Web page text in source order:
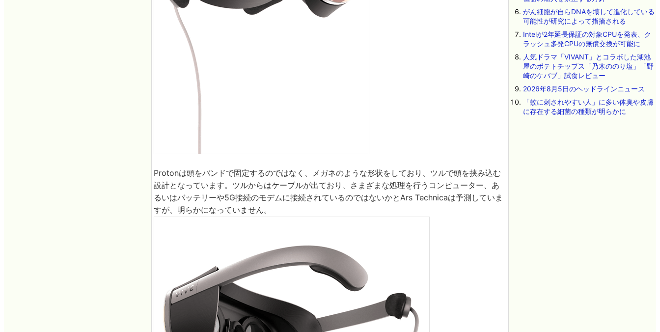
Protonは頭をバンドで固定するのではなく、メガネのような形状をしており、ツルで頭を挟み込む
設計となっています。ツルからはケーブルが出ており、さまざまな処理を行うコンピューター、あ
るいはバッテリーや5G接続のモデムに接続されているのではないかとArs Technicaは予測していま
すが、明らかになっていません。
がん細胞が自らDNAを壊して進化している
可能性が研究によって指摘される
Intelが2年延長保証の対象CPUを発表、ク
ラッシュ多発CPUの無償交換が可能に
人気ドラマ「VIVANT」とコラボした湖池
屋のポテトチップス「乃木ののり塩」「野
崎のケバブ」試食レビュー
2026年8月5日のヘッドラインニュース
「蚊に刺されやすい人」に多い体臭や皮膚
に存在する細菌の種類が明らかに